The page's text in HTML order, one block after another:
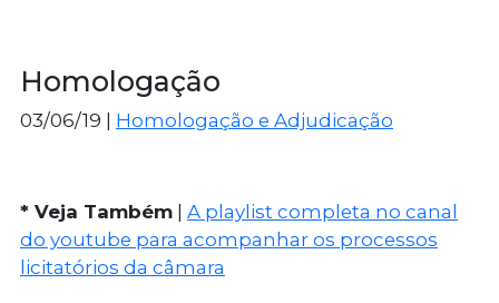
Homologação
03/06/19 | Homologação e Adjudicação
* Veja Também
A playlist completa no canal
do youtube para acompanhar os processos
licitatórios da câmara